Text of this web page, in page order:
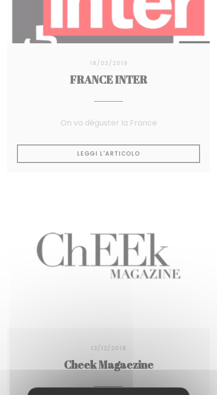
18/03/2019
FRANCE INTER
On va déguster la France
LEGGI L'ARTICOLO
12/12/2018
Cheek Magaezine